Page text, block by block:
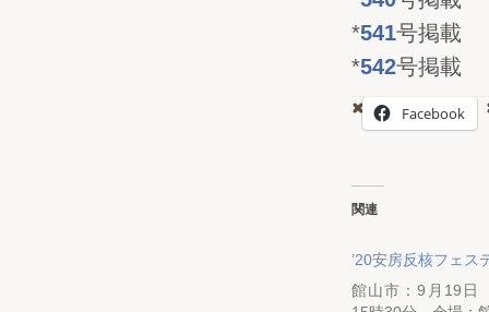
*541号掲載
*542号掲載
Facebook
関連
’20安房反核フェス
館山市：9月19日